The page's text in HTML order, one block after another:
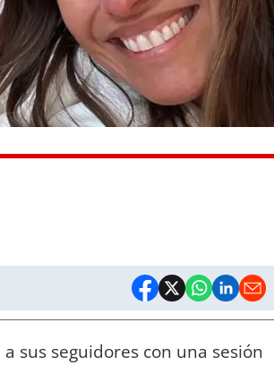
sus seguidores con una sesión